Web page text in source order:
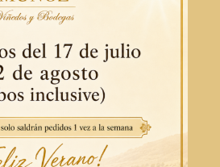
Volver a la tienda